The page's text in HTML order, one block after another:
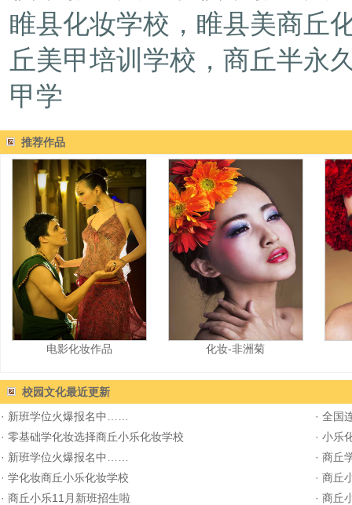
睢县化妆学校，睢县美商丘
丘美甲培训学校，商丘半永
甲学
推荐作品
电影化妆作品 化妆-非洲菊
校园文化最近更新
· 新班学位火爆报名中…… · 全国
· 零基础学化妆选择商丘小乐化妆学校 · 小乐
· 新班学位火爆报名中…… · 商丘
· 学化妆商丘小乐化妆学校 · 商丘
· 商丘小乐11月新班招生啦 · 商丘